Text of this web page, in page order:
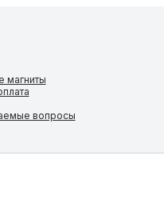
магниты
вопросы